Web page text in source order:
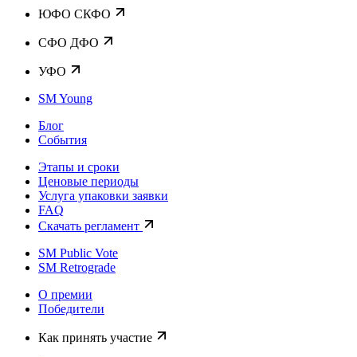
ЮФО СКФО
CФО ДФО
УФО
SM Young
Блог
События
Этапы и сроки
Ценовые периоды
Услуга упаковки заявки
FAQ
Скачать регламент
SM Public Vote
SM Retrograde
О премии
Победители
Как принять участие